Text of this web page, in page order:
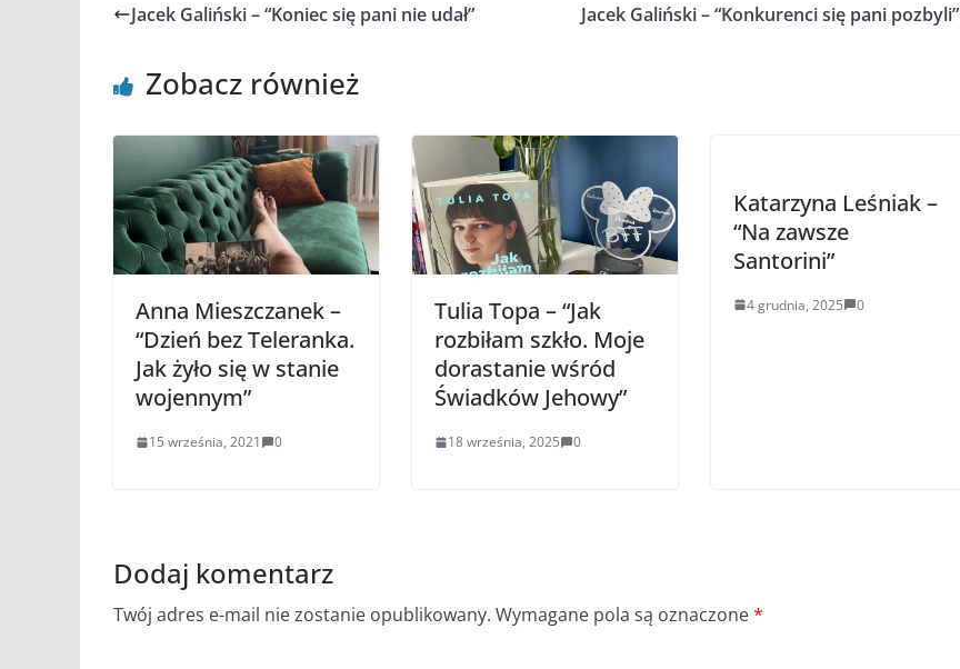
Jacek Galiński – “Koniec się pani nie udał” Jacek Galiński – “Konkurenci się pani pozbyli”
Zobacz również
Anna Mieszczanek –
“Dzień bez Teleranka.
Jak żyło się w stanie
wojennym”
15 września, 2021 0
Tulia Topa – “Jak
rozbiłam szkło. Moje
dorastanie wśród
Świadków Jehowy”
18 września, 2025 0
Katarzyna Leśniak –
“Na zawsze
Santorini”
4 grudnia, 2025 0
Dodaj komentarz
Twój adres e-mail nie zostanie opublikowany. Wymagane pola są oznaczone*